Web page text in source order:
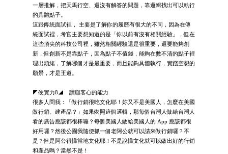
一層推解，把天馬行空、還沒有解答的問題，靠邏輯找出可以執行
的具體點子。
這跟傳統面試裡， 主要是了解你的履歷有很大的不同，因為在傳
統面試裡，考官主要想知道的是「你以前有沒有相關經驗」，但在
這些頂尖的科技公司裡，雖然相關經驗還是很重要，還要能夠創
新，但創新不是靠點子，因為點子不值錢，能夠在數不清的點子裡
理出頭緒，了解哪個才是最重要，而且能夠具體執行，實踐空想的
願景，才是王道。
◤硬實力8◢ 讀顧客心的能力
很多人問我：「做行銷很吃文化耶！妳又不是美國人，怎麼在美國
做行銷、建產品？」如果依照這個邏輯，那每個台灣人做給台灣人
看的廣告應該都很棒囉？每個美國人做給美國人的 App 應該都很
好用囉？然後公園我隨便抓一個老阿公就可以請來做行銷囉？不
是？但是阿公很懂當地文化耶！不是說懂文化就可以做出好的行銷
和產品嗎？當然不是！